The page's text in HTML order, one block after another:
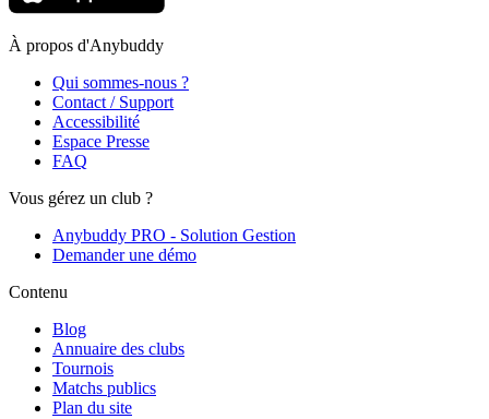
À propos d'Anybuddy
Qui sommes-nous ?
Contact / Support
Accessibilité
Espace Presse
FAQ
Vous gérez un club ?
Anybuddy PRO - Solution Gestion
Demander une démo
Contenu
Blog
Annuaire des clubs
Tournois
Matchs publics
Plan du site